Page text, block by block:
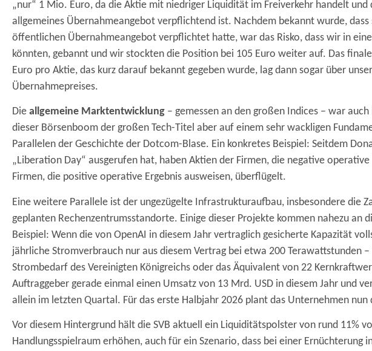
„nur“ 1 Mio. Euro, da die Aktie mit niedriger Liquidität im Freiverkehr handelt
allgemeines Übernahmeangebot verpflichtend ist. Nachdem bekannt wurde,
öffentlichen Übernahmeangebot verpflichtet hatte, war das Risko, dass wir in
könnten, gebannt und wir stockten die Position bei 105 Euro weiter auf. Das
Euro pro Aktie, das kurz darauf bekannt gegeben wurde, lag dann sogar über
Übernahmepreises.
Die allgemeine Marktentwicklung – gemessen an den großen Indices – war
dieser Börsenboom der großen Tech-Titel aber auf einem sehr wackligen
Parallelen der Geschichte der Dotcom-Blase. Ein konkretes Beispiel: Seitdem
„Liberation Day“ ausgerufen hat, haben Aktien der Firmen, die negative
Firmen, die positive operative Ergebnis ausweisen, überflügelt.
Eine weitere Parallele ist der ungezügelte Infrastrukturaufbau, insbesondere die
geplanten Rechenzentrumsstandorte. Einige dieser Projekte kommen nahezu an
Beispiel: Wenn die von OpenAI in diesem Jahr vertraglich gesicherte Kapazität
jährliche Stromverbrauch nur aus diesem Vertrag bei etwa 200 Terawattstunden
Strombedarf des Vereinigten Königreichs oder das Äquivalent von 22
Auftraggeber gerade einmal einen Umsatz von 13 Mrd. USD in diesem Jahr und
allein im letzten Quartal. Für das erste Halbjahr 2026 plant das Unternehmen nun
Vor diesem Hintergrund hält die SVB aktuell ein Liquiditätspolster von rund 11%
Handlungsspielraum erhöhen, auch für ein Szenario, dass bei einer Ernüchterung